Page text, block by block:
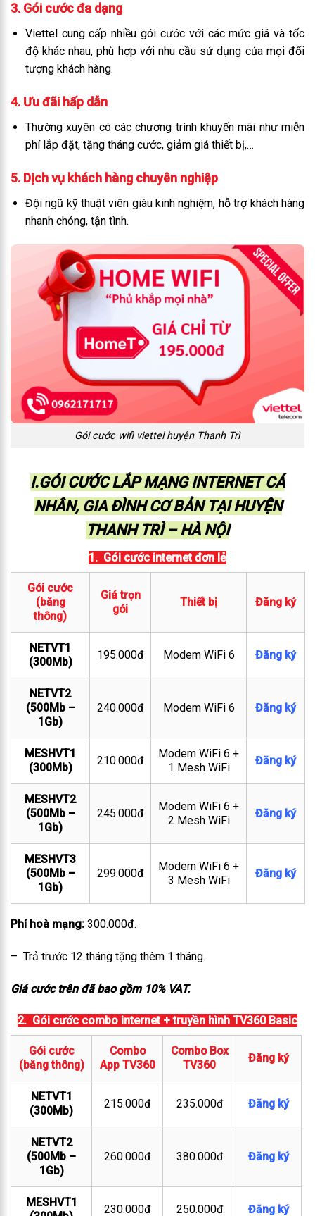
3. Gói cước đa dạng
Viettel cung cấp nhiều gói cước với các mức giá và tốc
độ khác nhau, phù hợp với nhu cầu sử dụng của mọi đối
tượng khách hàng.
4. Ưu đãi hấp dẫn
Thường xuyên có các chương trình khuyến mãi như miễn
phí lắp đặt, tặng tháng cước, giảm giá thiết bị,…
5. Dịch vụ khách hàng chuyên nghiệp
Đội ngũ kỹ thuật viên giàu kinh nghiệm, hỗ trợ khách hàng
nhanh chóng, tận tình.
Gói cước wifi viettel huyện Thanh Trì
I.GÓI CƯỚC LẮP MẠNG INTERNET CÁ
NHÂN, GIA ĐÌNH CƠ BẢN TẠI HUYỆN
THANH TRÌ – HÀ NỘI
1. Gói cước internet đơn lẻ
Gói cước
(băng
thông)
Giá trọn
gói
Thiết bị Đăng ký
NETVT1
(300Mb)
195.000đ Modem WiFi 6 Đăng ký
NETVT2
(500Mb –
1Gb)
240.000đ Modem WiFi 6 Đăng ký
MESHVT1
(300Mb)
210.000đ
Modem WiFi 6 +
1 Mesh WiFi
Đăng ký
MESHVT2
(500Mb –
1Gb)
245.000đ
Modem WiFi 6 +
2 Mesh WiFi
Đăng ký
MESHVT3
(500Mb –
1Gb)
299.000đ
Modem WiFi 6 +
3 Mesh WiFi
Đăng ký
Phí hoà mạng: 300.000đ.
– Trả trước 12 tháng tặng thêm 1 tháng.
Giá cước trên đã bao gồm 10% VAT.
2. Gói cước combo internet + truyền hình TV360 Basic
Gói cước
(băng thông)
Combo
App TV360
Combo Box
TV360
Đăng ký
NETVT1
(300Mb)
215.000đ 235.000đ Đăng ký
NETVT2
(500Mb –
1Gb)
260.000đ 380.000đ Đăng ký
MESHVT1
230.000đ 250.000đ Đăng ký